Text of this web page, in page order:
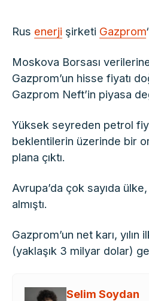
Rus enerji şirketi Gazprom
Moskova Borsası
Gazprom’un hisse fiyatı
Gazprom Neft’in piyasa
Yüksek seyreden petrol
beklentilerin üzerinde bir
plana çıktı.
Avrupa’da çok sayıda
almıştı.
Gazprom’un net karı,
(yaklaşık 3 milyar dolar)
Selim Soydan